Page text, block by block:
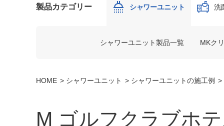
製品カテゴリー シャワーユニット 洗
シャワーユニット製品一覧 MKク
HOME シャワーユニット シャワーユニットの施工例
M ゴルフクラブホ